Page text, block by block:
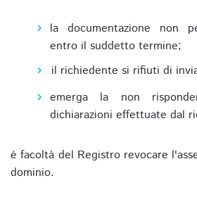
la documentazione non
entro il suddetto termine;
il richiedente si rifiuti di
emerga la non
dichiarazioni effettuate dal
è facoltà del Registro revocare
dominio.